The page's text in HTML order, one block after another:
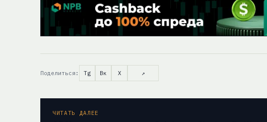
Поделиться: Tg Вк X ↗
ЧИТАТЬ ДАЛЕЕ